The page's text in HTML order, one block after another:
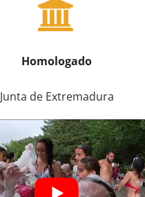
Homologado
Junta de Extremadura